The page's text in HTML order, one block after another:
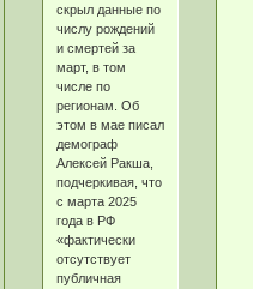
скрыл данные по
числу рождений
и смертей за
март, в том
числе по
регионам. Об
этом в мае писал
демограф
Алексей Ракша,
подчеркивая, что
с марта 2025
года в РФ
«фактически
отсутствует
публичная